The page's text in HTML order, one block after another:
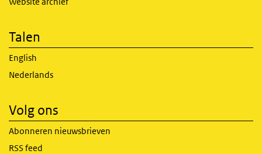
Talen
English
Nederlands
Volg ons
Abonneren nieuwsbrieven
RSS feed